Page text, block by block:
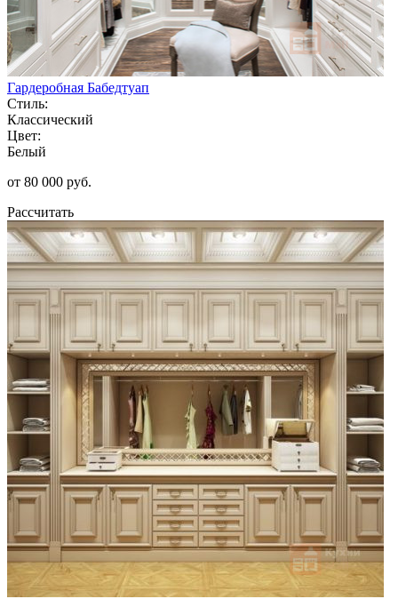
Гардеробная Бабедтуап
Стиль:
Классический
Цвет:
Белый
от 80 000 руб.
Рассчитать